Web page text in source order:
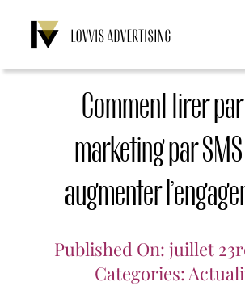
content
Services
Emailing
Display
Clients
Blog
Comment tirer
marketing par
augmenter
Published On: juillet
Categories: